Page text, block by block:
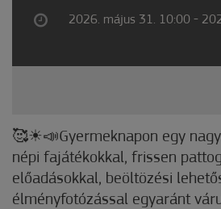
2026. május 31. 10:00 -
🥰☀📣Gyermeknapon egy
népi fajátékokkal, frissen
előadásokkal, beöltözési
élményfotózással egyaránt